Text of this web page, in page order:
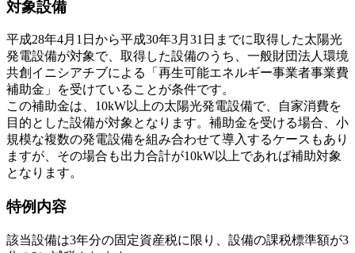
対象設備
平成28年4月1日から平成30年3月31日までに取得した太陽光
発電設備が対象で、取得した設備のうち、一般財団法人環境
共創イニシアチブによる「再生可能エネルギー事業者事業費
補助金」を受けていることが条件です。
この補助金は、10kW以上の太陽光発電設備で、自家消費を
目的とした設備が対象となります。補助金を受ける場合、小
規模な複数の発電設備を組み合わせて導入するケースもあり
ますが、その場合も出力合計が10kW以上であれば補助対象
となります。
特例内容
該当設備は3年分の固定資産税に限り、設備の課税標準額が3